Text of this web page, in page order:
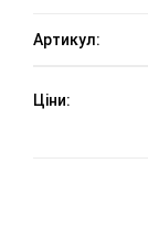
Артикул:
Ціни: